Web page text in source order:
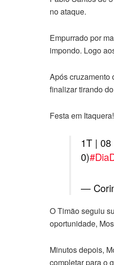
no ataque.
Empurrado por
impondo. Logo
Após cruzamento
finalizar tirando
Festa em
1T |
0)
—
O Timão seguiu
oportunidade,
Minutos depois,
completar para o